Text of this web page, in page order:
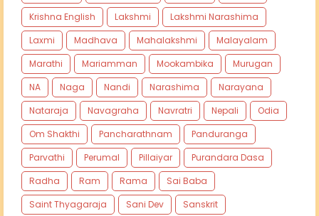
Krishna English
Lakshmi
Lakshmi Narashima
Laxmi
Madhava Mahalakshmi
Malayalam
Marathi
Mariamman Mookambika
Murugan
NA
Naga Nandi Narashima
Narayana
Nataraja
Navagraha Navratri Nepali
Odia
Om Shakthi
Pancharathnam
Panduranga
Parvathi
Perumal Pillaiyar
Purandara Dasa
Radha
Ram Rama
Sai Baba
Saint Thyagaraja
Sani Dev
Sanskrit